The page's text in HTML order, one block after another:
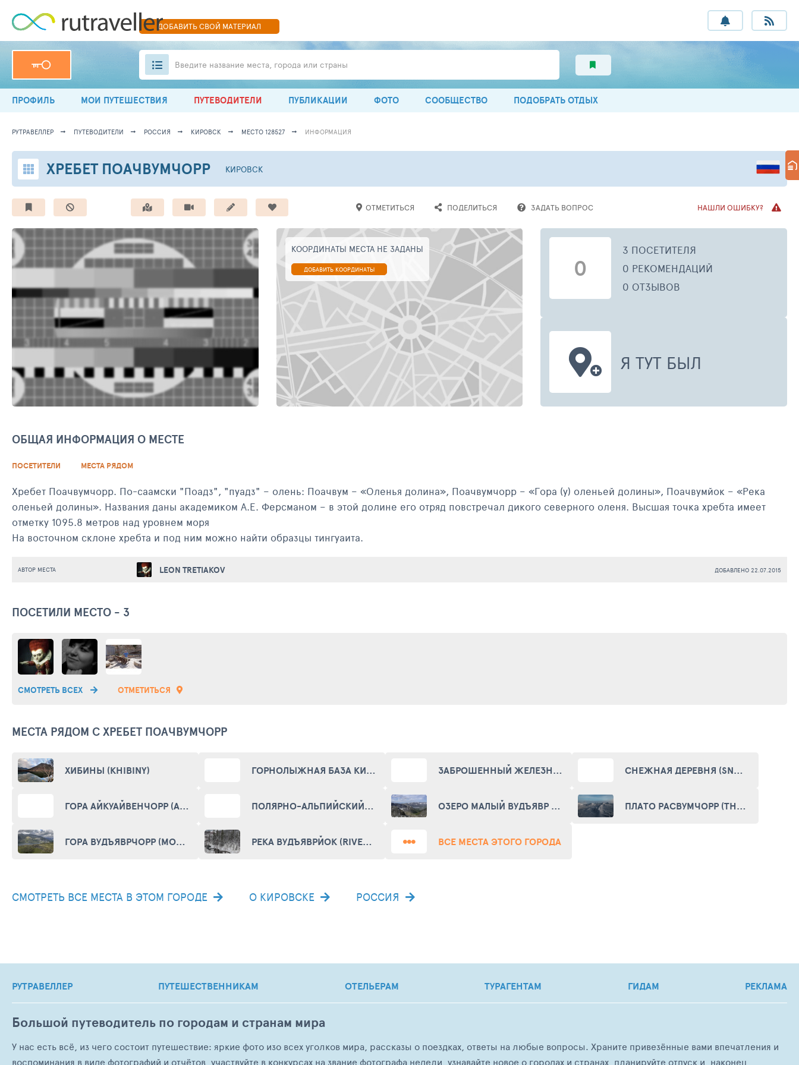
ДОБАВИТЬСВОЙ МАТЕРИАЛ
Введите название места, города или страны
ПРОФИЛЬ МОИ ПУТЕШЕСТВИЯ ПУТЕВОДИТЕЛИ ПУБЛИКАЦИИ ФОТО СООБЩЕСТВО ПОДОБРАТЬ ОТДЫХ
РУТРАВЕЛЛЕР ПУТЕВОДИТЕЛИ РОССИЯ КИРОВСК МЕСТО 128527 ИНФОРМАЦИЯ
ХРЕБЕТ ПОАЧВУМЧОРР КИРОВСК
ОТМЕТИТЬСЯ ПОДЕЛИТЬСЯ ЗАДАТЬ ВОПРОС НАШЛИ ОШИБКУ?
КООРДИНАТЫ МЕСТА НЕ ЗАДАНЫ
ДОБАВИТЬ КООРДИНАТЫ 0
3 ПОСЕТИТЕЛЯ
0 РЕКОМЕНДАЦИЙ
0 ОТЗЫВОВ
Я ТУТ БЫЛ
ОБЩАЯ ИНФОРМАЦИЯ О МЕСТЕ
ПОСЕТИТЕЛИ МЕСТА РЯДОМ
Хребет Поачвумчорр. По-саамски "Поадз", "пуадз" – олень: Поачвум – «Оленья долина», Поачвумчорр – «Гора (у) оленьей долины», Поачвумйок – «Река
оленьей долины». Названия даны академиком А.Е. Ферсманом – в этой долине его отряд повстречал дикого северного оленя. Высшая точка хребта имеет
отметку 1095.8 метров над уровнем моря
На восточном склоне хребта и под ним можно найти образцы тингуаита.
АВТОР МЕСТА LEON TRETIAKOV ДОБАВЛЕНО 22.07.2015
ПОСЕТИЛИ МЕСТО - 3
СМОТРЕТЬ ВСЕХ ОТМЕТИТЬСЯ
МЕСТА РЯДОМ С ХРЕБЕТ ПОАЧВУМЧОРР
ХИБИНЫ (KHIBINY) ГОРНОЛЫЖНАЯ БАЗА КИРОВСКА (KIROVSK) ЗАБРОШЕННЫЙ ЖЕЛЕЗНОДОРОЖНЫЙ ВОКЗАЛ (ABANDONED TRAIN STATION) СНЕЖНАЯ ДЕРЕВНЯ (SNOW VILLAGE)
ГОРА АЙКУАЙВЕНЧОРР (AJKUAJVENCHORR) ПОЛЯРНО-АЛЬПИЙСКИЙ БОТАНИЧЕСКИЙ САД-ИНСТИТУТ (POLAR-ALPINE BOTANICAL GARDEN-INSTITUTE) ОЗЕРО МАЛЫЙ ВУДЪЯВР (LAKE SMALL AND BIG WOODYAVR) ПЛАТО РАСВУМЧОРР (THE PLATEAU RASVUMCHORR)
ГОРА ВУДЪЯВРЧОРР (MOUNTAIN VYDAYVRCHORR) РЕКА ВУДЪЯВРЙОК (RIVER VUDYARVIJOK) ВСЕ МЕСТА ЭТОГО ГОРОДА
СМОТРЕТЬ ВСЕ МЕСТА В ЭТОМ ГОРОДЕ О КИРОВСКЕ РОССИЯ
РУТРАВЕЛЛЕР ПУТЕШЕСТВЕННИКАМ ОТЕЛЬЕРАМ ТУРАГЕНТАМ ГИДАМ РЕКЛАМА
Большой путеводитель по городам и странам мира
У нас есть всё, из чего состоит путешествие: яркие фото изо всех уголков мира, рассказы о поездках, ответы на любые вопросы. Храните привезённые вами впечатления и
воспоминания в виде фотографий и отчётов, участвуйте в конкурсах на звание фотографа недели, узнавайте новое о городах и странах, планируйте отпуск и, наконец,